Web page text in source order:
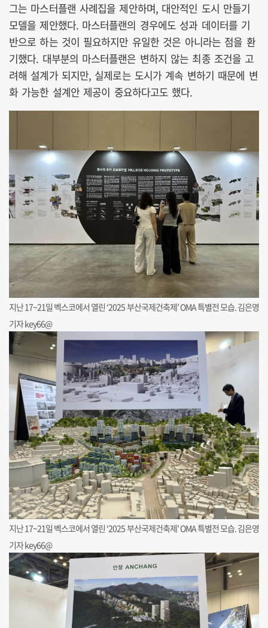
그는 마스터플랜 사례집을 제안하며, 대안적인 도시 만들기
모델을 제안했다. 마스터플랜의 경우에도 성과 데이터를 기
반으로 하는 것이 필요하지만 유일한 것은 아니라는 점을 환
기했다. 대부분의 마스터플랜은 변하지 않는 최종 조건을 고
려해 설계가 되지만, 실제로는 도시가 계속 변하기 때문에 변
화 가능한 설계안 제공이 중요하다고도 했다.
지난 17~21일 벡스코에서 열린 ‘2025 부산국제건축제’ OMA 특별전 모습. 김은영
기자 key66@
지난 17~21일 벡스코에서 열린 ‘2025 부산국제건축제’ OMA 특별전 모습. 김은영
기자 key66@